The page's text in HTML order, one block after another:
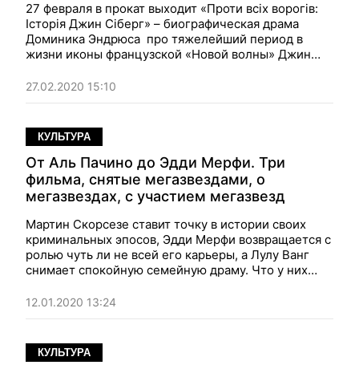
27 февраля в прокат выходит «Проти всіх ворогів:
Історія Джин Сіберг» – биографическая драма
Доминика Эндрюса про тяжелейший период в
жизни иконы французской «Новой волны» Джин
целой операции ФБР по очернению ее образа
27.02.2020 15:10
КУЛЬТУРА
От Аль Пачино до Эдди Мерфи. Три
фильма, снятые мегазвездами, о
мегазвездах, с участием мегазвезд
Мартин Скорсезе ставит точку в истории своих
криминальных эпосов, Эдди Мерфи возвращается с
ролью чуть ли не всей его карьеры, а Лулу Ванг
снимает спокойную семейную драму. Что у них
подходы в них совершенно разные: подвести итог,
попрощаться, начать заново
12.01.2020 13:24
КУЛЬТУРА